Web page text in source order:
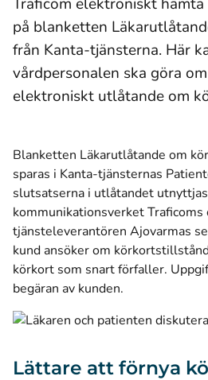
på blanketten
från Kanta-tjänsterna. Här
vårdpersonalen ska göra
elektroniskt utlåtande om
Blanketten Läkarutlåtande om
sparas i Kanta-tjänsternas
slutsatserna i utlåtandet
kommunikationsverket Traficoms
tjänsteleverantören Ajovarmas
kund ansöker om
körkort som snart förfaller.
begäran av kunden.
Lättare att förnya